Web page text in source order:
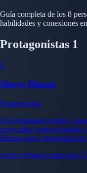
Guía completa de los 8
habilidades y conexiones
Protagonistas 1
S
Shoyo Hinata
Protagonistas
Un bloqueador medio y
cuyo salto vertical notable
Hinata posee
Active Primera aparición: